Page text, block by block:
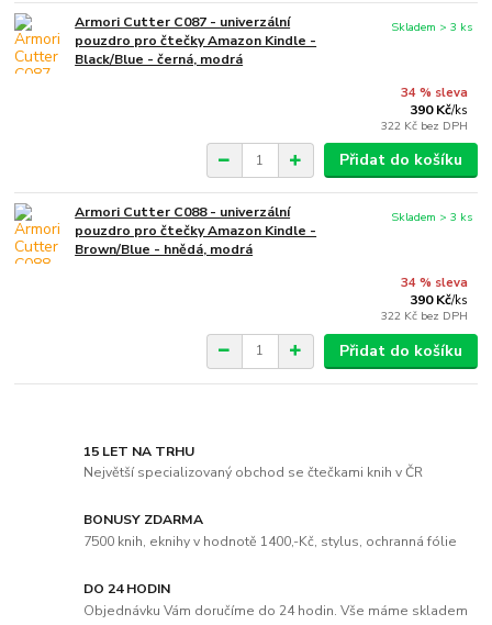
Armori Cutter C087 - univerzální
pouzdro pro čtečky Amazon Kindle -
Black/Blue - černá, modrá
34 % sleva
390 Kč/ks
322 Kč bez DPH
Skladem > 3 ks
Přidat do košíku
Armori Cutter C088 - univerzální
pouzdro pro čtečky Amazon Kindle -
Brown/Blue - hnědá, modrá
34 % sleva
390 Kč/ks
322 Kč bez DPH
Skladem > 3 ks
Přidat do košíku
15 LET NA TRHU
Největší specializovaný obchod se čtečkami knih v ČR
BONUSY ZDARMA
7500 knih, eknihy v hodnotě 1400,-Kč, stylus, ochranná fólie
DO 24 HODIN
Objednávku Vám doručíme do 24 hodin. Vše máme skladem